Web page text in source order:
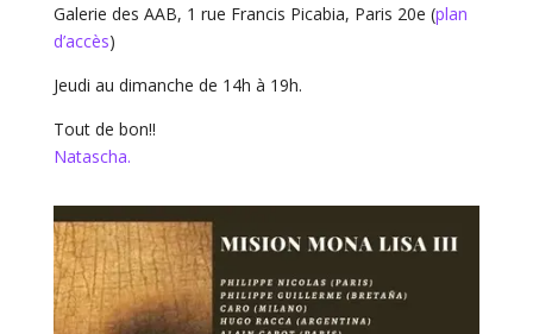
Galerie des AAB, 1 rue Francis Picabia, Paris 20e (plan
d’accès)
Jeudi au dimanche de 14h à 19h.
Tout de bon!!
Natascha.